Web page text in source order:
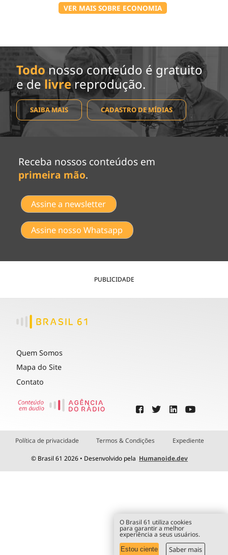
VER MAIS SOBRE ECONOMIA
Todo nosso conteúdo é gratuito
e de livrereprodução.
SAIBA MAIS CADASTRO DE MÍDIAS
Receba nossos conteúdos em
primeira mão.
Assine a newsletter
Assine nosso Whatsapp
PUBLICIDADE
Quem Somos
Mapa do Site
Contato
Política de privacidade Termos & Condições Expediente
© Brasil 61 2026 • Desenvolvido pela Humanoide.dev
O Brasil 61 utiliza cookies
para garantir a melhor
experiência a seus usuários.
Estou ciente Saber mais